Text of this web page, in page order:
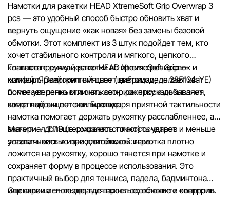
Цены на товары, а также условия предоставления скидок,
подарков, рассрочки и кредитования могут быть
компанией Sportlandia в одностороннем порядке и без
предварительного уведомления.
Наша команда регулярно проверяет и обновляет
сайте, чтобы своевременно выявлять и исправлять
ошибки в кратчайшие разумные сроки.
Намотки для ракетки HEAD XtremeSoft Grip Overwrap 3
pcs — это удобный способ быстро обновить хват и
вернуть ощущение «как новая» без замены базовой
обмотки. Этот комплект из 3 штук подойдет тем, кто
хочет стабильного контроля и мягкого, цепкого
контакта с ручкой ракетки во время тренировок и
матчей. Яркий желтый цвет (цветомодель 285104-YE)
помогает легко отличать свою ракетку и добавляет
заметный акцент экипировке.
Главное преимущество HEAD XtremeSoft Grip —
комфорт. Овергрип смягчает вибрации, делает хват
более уверенным и снижает риск проскальзывания,
когда ладони потеют. Благодаря приятной тактильности
намотка помогает держать рукоятку расслабленнее, а
значит — дольше сохранять точность ударов и меньше
уставать кистью при длительной игре.
Материал ТПЭ (термоэластопласт) сочетает
эластичность и износостойкость: намотка плотно
ложится на рукоятку, хорошо тянется при намотке и
сохраняет форму в процессе использования. Это
практичный выбор для тенниса, падела, бадминтона
или сквоша — везде, где важны сцепление и контроль.
Сценарии использования простые: обновите овергрип